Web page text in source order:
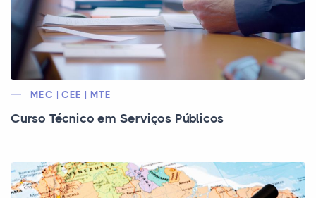
MEC | CEE | MTE
Curso Técnico em Serviços Públicos